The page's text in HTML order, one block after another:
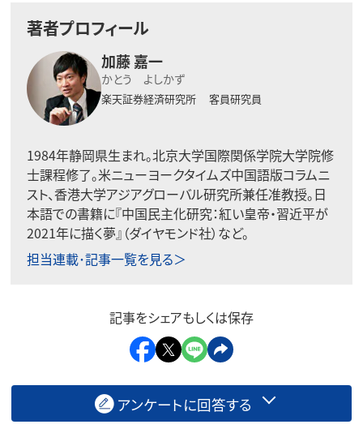
著者プロフィール
加藤 嘉一
かとう よしかず
楽天証券経済研究所 客員研究員
1984年静岡県生まれ。北京大学国際関係学院大学院修
士課程修了。米ニューヨークタイムズ中国語版コラムニ
スト、香港大学アジアグローバル研究所兼任准教授。日
本語での書籍に『中国民主化研究：紅い皇帝・習近平が
2021年に描く夢』（ダイヤモンド社）など。
担当連載･記事一覧を見る＞
記事をシェアもしくは保存
アンケートに回答する